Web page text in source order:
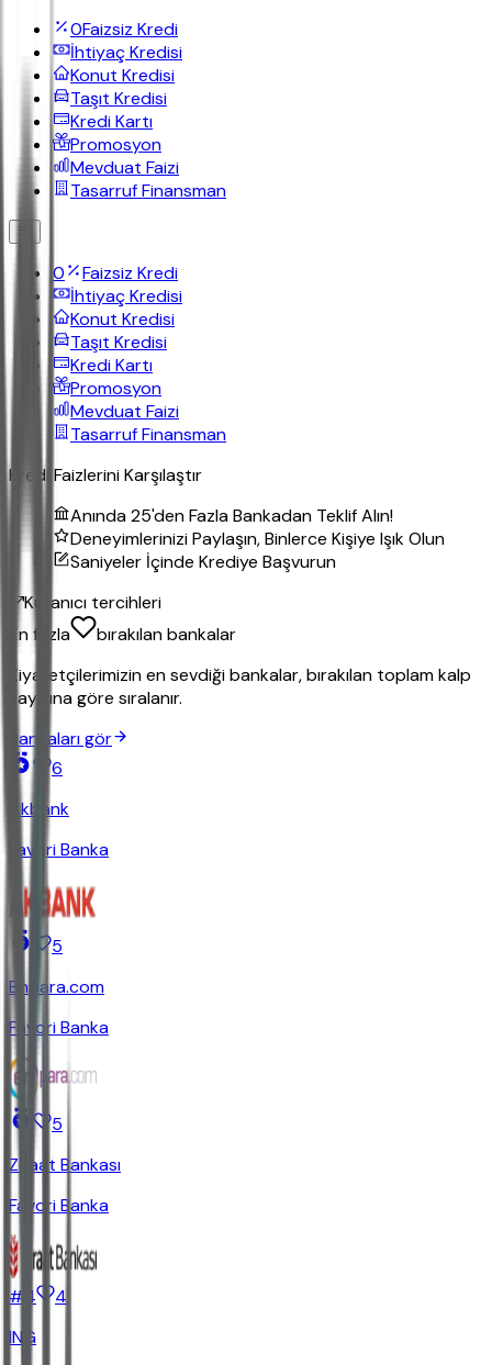
0Faizsiz Kredi
İhtiyaç Kredisi
Konut Kredisi
Taşıt Kredisi
Kredi Kartı
Promosyon
Mevduat Faizi
Tasarruf Finansman
0
Faizsiz Kredi
İhtiyaç Kredisi
Konut Kredisi
Taşıt Kredisi
Kredi Kartı
Promosyon
Mevduat Faizi
Tasarruf Finansman
Kredi FaizleriniKarşılaştır
Anında 25'den Fazla Bankadan Teklif Alın!
Deneyimlerinizi Paylaşın, Binlerce Kişiye Işık Olun
Saniyeler İçinde Krediye Başvurun
Kullanıcı tercihleri
En fazla
bırakılan bankalar
Ziyaretçilerimizin en sevdiği bankalar, bırakılan toplam kalp
sayısına göre sıralanır.
Bankaları gör
6
Akbank
Favori Banka
5
Enpara.com
Favori Banka
5
Ziraat Bankası
Favori Banka
# 4
4
ING